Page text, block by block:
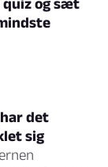
quiz og sæt
det
sig